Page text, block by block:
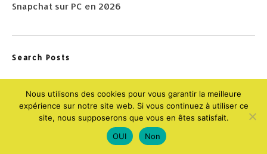
Snapchat sur PC en 2026
Search Posts
Nous utilisons des cookies pour vous garantir la meilleure
expérience sur notre site web. Si vous continuez à utiliser ce
site, nous supposerons que vous en êtes satisfait.
OUI
Non